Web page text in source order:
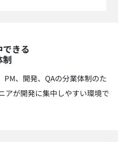
きる
制
PM、開発、QAの分業体制のた
アが開発に集中しやすい環境で